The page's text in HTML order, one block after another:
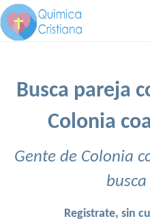
Busca pareja
Colonia
Gente de Colonia
Registrate, sin